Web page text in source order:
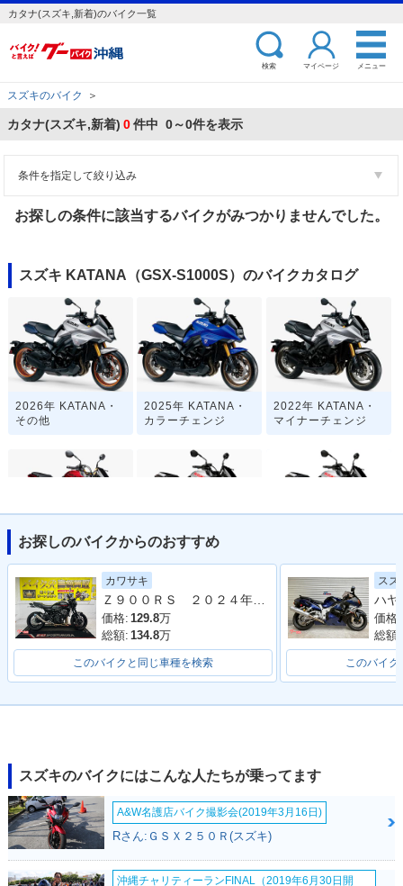
カタナ(スズキ,新着)のバイク一覧
検索 マイページ メニュー
スズキのバイク ＞
カタナ(スズキ,新着) 0件中 0～0件を表示
条件を指定して絞り込み
お探しの条件に該当するバイクがみつかりませんでした。
スズキ KATANA（GSX-S1000S）のバイクカタログ
2026年 KATANA・
その他
2025年 KATANA・
カラーチェンジ
2022年 KATANA・
マイナーチェンジ
新登場
お探しのバイクからのおすすめ
カワサキ
Ｚ９００ＲＳ ２０２４年モデル 社外フルエキマフラー フェンダーレス ラジエーターカバー タンデムバー シート カスタム多数
価格: 129.8万
総額: 134.8万
このバイクと同じ車種を検索
スズ
価格:
総額:
このバイク
スズキのバイクにはこんな人たちが乗ってます
A&W名護店バイク撮影会(2019年3月16日)
Rさん:ＧＳＸ２５０Ｒ(スズキ)
沖縄チャリティーランFINAL（2019年6月30日開